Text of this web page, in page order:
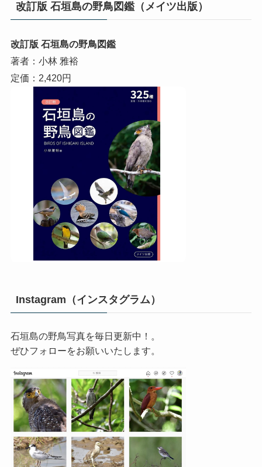
改訂版 石垣島の野鳥図鑑（メイツ出版）
改訂版 石垣島の野鳥図鑑
著者：小林 雅裕
定価：2,420円
Instagram（インスタグラム）
石垣島の野鳥写真を毎日更新中！。
ぜひフォローをお願いいたします。